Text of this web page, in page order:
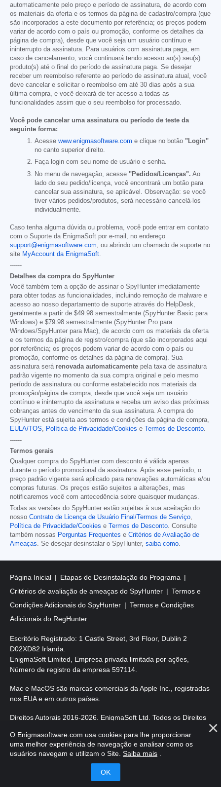
automaticamente pelo preço e período de assinatura, de acordo com
os materiais da oferta e os termos da página de cadastro/compra (que
são incorporados a este documento por referência; os preços podem
variar de acordo com o país ou promoção, conforme os detalhes da
página de compra), desde que você seja um usuário contínuo e
ininterrupto da assinatura. Para usuários com assinatura paga, em
caso de cancelamento, você continuará tendo acesso ao(s) seu(s)
produto(s) até o final do período de assinatura paga. Se desejar
receber um reembolso referente ao período de assinatura atual, você
deve cancelar e solicitar o reembolso em até 30 dias após a sua
última compra, e você deixará de ter acesso a todas as
funcionalidades assim que o seu reembolso for processado.
Você pode cancelar uma assinatura ou período de teste da
seguinte forma:
Acesse www.enigmasoftware.com e clique no botão "Login"
no canto superior direito.
Faça login com seu nome de usuário e senha.
No menu de navegação, acesse "Pedidos/Licenças". Ao
lado do seu pedido/licença, você encontrará um botão para
cancelar sua assinatura, se aplicável. Observação: se você
tiver vários pedidos/produtos, será necessário cancelá-los
individualmente.
Caso tenha alguma dúvida ou problema, você pode entrar em contato
com o Suporte da EnigmaSoft por e-mail, no endereço
support@enigmasoftware.com , ou abrindo um chamado de suporte no
site MyAccount da EnigmaSoft
------
Detalhes da compra do SpyHunter
Você também tem a opção de assinar o SpyHunter imediatamente
para obter todas as funcionalidades, incluindo remoção de malware e
acesso ao nosso departamento de suporte através do HelpDesk,
geralmente a partir de $49.98 semestralmente (SpyHunter Basic para
Windows) e $79.98 semestralmente (SpyHunter Pro para
Windows/SpyHunter para Mac), de acordo com os materiais da oferta
e os termos da página de registro/compra (que são incorporados aqui
por referência; os preços podem variar de acordo com o país ou
promoção, conforme os detalhes da página de compra). Sua
assinatura será renovada automaticamente pela taxa de assinatura
padrão vigente no momento da sua compra original e pelo mesmo
período de assinatura ou conforme estabelecido nos materiais da
promoção/página de compra, desde que você seja um usuário
contínuo e ininterrupto da assinatura e receba um aviso das próximas
cobranças antes do vencimento da sua assinatura. A compra do
SpyHunter está sujeita aos termos e condições da página de compra,
EULA/TOS
Política de Privacidade/Cookies e Termos de Desconto
------
Termos gerais
Qualquer compra do SpyHunter com desconto é válida apenas
durante o período promocional da assinatura. Após esse período, o
preço padrão vigente será aplicado para renovações automáticas e/ou
compras futuras. Os preços estão sujeitos a alterações, mas
notificaremos você com antecedência sobre quaisquer mudanças.
Todas as versões do SpyHunter estão sujeitas à sua aceitação do
nosso Contrato de Licença de Usuário Final/Termos de Serviço
Política de Privacidade/Cookies e Termos de Desconto . Consulte
também nossas Perguntas Frequentes e Critérios de Avaliação de
Ameaças . Se desejar desinstalar o SpyHunter, saiba como
Página Inicial
Etapas de Desinstalação do Programa
Critérios de avaliação de ameaças do SpyHunter
Termos e
Condições Adicionais do SpyHunter
Termos e Condições
Adicionais do RegHunter
Escritório Registrado: 1 Castle Street, 3rd Floor, Dublin 2
D02XD82 Irlanda.
EnigmaSoft Limited, Empresa privada limitada por ações,
Número de registro da empresa 597114.
Mac e MacOS são marcas comerciais da Apple Inc., registradas
nos EUA e em outros países.
Direitos Autorais 2016-2026. EnigmaSoft Ltd. Todos os Direitos
O Enigmasoftware.com usa cookies para lhe proporcionar
uma melhor experiência de navegação e analisar como os
usuários navegam e utilizam o Site. Saiba mais